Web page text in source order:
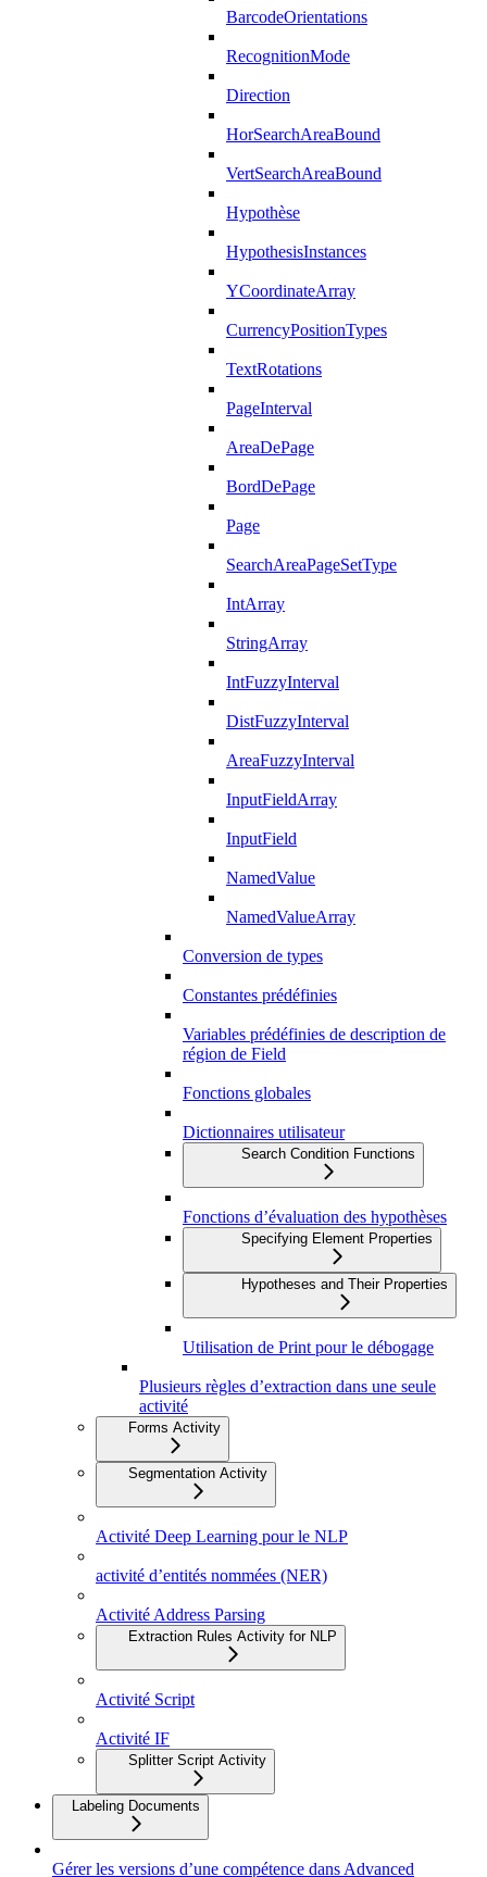
BarcodeOrientations
RecognitionMode
Direction
HorSearchAreaBound
VertSearchAreaBound
Hypothèse
HypothesisInstances
YCoordinateArray
CurrencyPositionTypes
TextRotations
PageInterval
AreaDePage
BordDePage
Page
SearchAreaPageSetType
IntArray
StringArray
IntFuzzyInterval
DistFuzzyInterval
AreaFuzzyInterval
InputFieldArray
InputField
NamedValue
NamedValueArray
Conversion de types
Constantes prédéfinies
Variables prédéfinies de description de
région de Field
Fonctions globales
Dictionnaires utilisateur
Search Condition Functions
Fonctions d’évaluation des hypothèses
Specifying Element Properties
Hypotheses and Their Properties
Utilisation de Print pour le débogage
Plusieurs règles d’extraction dans une seule
activité
Forms Activity
Segmentation Activity
Activité Deep Learning pour le NLP
activité d’entités nommées (NER)
Activité Address Parsing
Extraction Rules Activity for NLP
Activité Script
Activité IF
Splitter Script Activity
Labeling Documents
Gérer les versions d’une compétence dans Advanced